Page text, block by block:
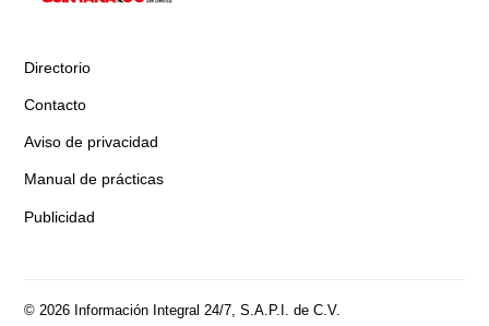
Directorio
Contacto
Aviso de privacidad
Manual de prácticas
Publicidad
© 2026 Información Integral 24/7, S.A.P.I. de C.V.